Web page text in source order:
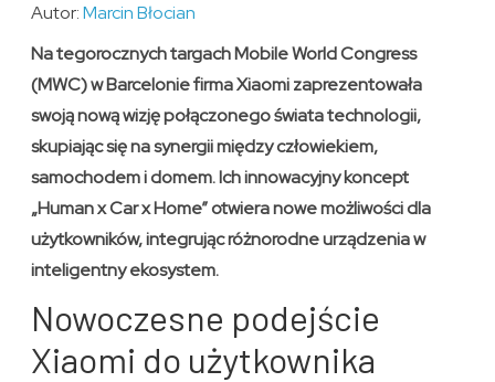
Autor:Marcin Błocian
Na tegorocznych targach Mobile World Congress
(MWC) w Barcelonie firma Xiaomi zaprezentowała
swoją nową wizję połączonego świata technologii,
skupiając się na synergii między człowiekiem,
samochodem i domem. Ich innowacyjny koncept
„Human x Car x Home” otwiera nowe możliwości dla
użytkowników, integrując różnorodne urządzenia w
inteligentny ekosystem.
Nowoczesne podejście
Xiaomi do użytkownika